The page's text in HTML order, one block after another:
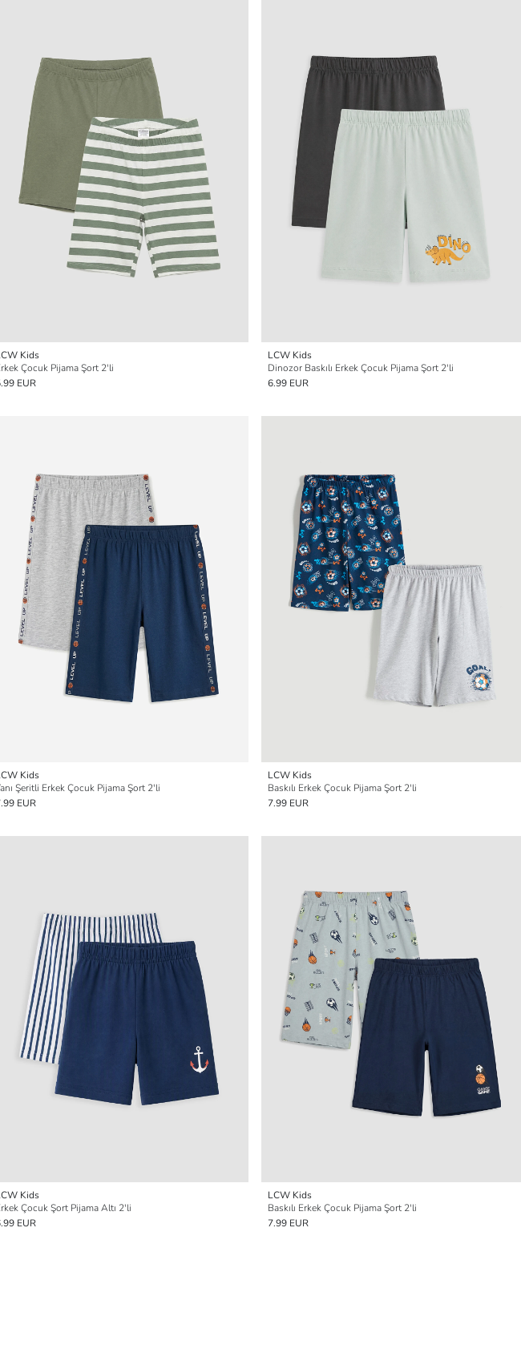
Kids
Çocuk Pijama Şort 2'li
EUR
LCW Kids
Dinozor Baskılı Erkek Çocuk Pijama Şort 2'li
6.99 EUR
Kids
Şeritli Erkek Çocuk Pijama Şort 2'li
EUR
LCW Kids
Baskılı Erkek Çocuk Pijama Şort 2'li
7.99 EUR
Kids
Çocuk Şort Pijama Altı 2'li
EUR
LCW Kids
Baskılı Erkek Çocuk Pijama Şort 2'li
7.99 EUR